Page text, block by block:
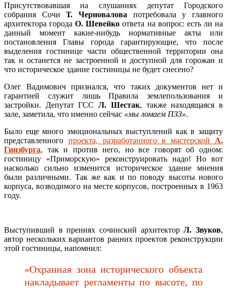
Присутствовавшая на слушаниях депутат Городского
собрания СочиТ. Черновалова потребовала у главного
архитектора городаО. Шевейко ответа на вопрос: есть ли на
данный момент какие-нибудь нормативные акты или
постановления Главы города гарантирующие, что после
выделения гостинице части общественной территории она
так и останется не застроенной и доступной для горожан и
что историческое здание гостиницы не будет снесено?
Олег Вадимович признался, что таких документов нет и
гарантией служит лишь Правила землепользования и
застройки. Депутат ГССЛ. Шестак, также находящаяся в
зале, заметила, что именно сейчас «мы ломаем ПЗЗ».
Было еще много эмоциональных выступлений как в защиту
представленного проекта, разработанного в мастерской А.
Гинзбурга, так и против него, но все говорят об одном:
гостиницу «Приморскую» реконструировать надо! Но вот
насколько сильно изменится историческое здание мнения
были различными. Так же как и по поводу высоты нового
корпуса, возводимого на месте корпусов, построенных в 1963
году.
Выступивший в прениях сочинский архитекторЛ. Звуков,
автор нескольких вариантов ранних проектов реконструкции
этой гостиницы, напомнил:
«Охранная зона исторического объекта
накладывает регламенты по высоте, по